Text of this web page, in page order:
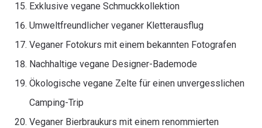
Exklusive vegane Schmuckkollektion
Umweltfreundlicher veganer Kletterausflug
Veganer Fotokurs mit einem bekannten Fotografen
Nachhaltige vegane Designer-Bademode
Ökologische vegane Zelte für einen unvergesslichen
Camping-Trip
Veganer Bierbraukurs mit einem renommierten